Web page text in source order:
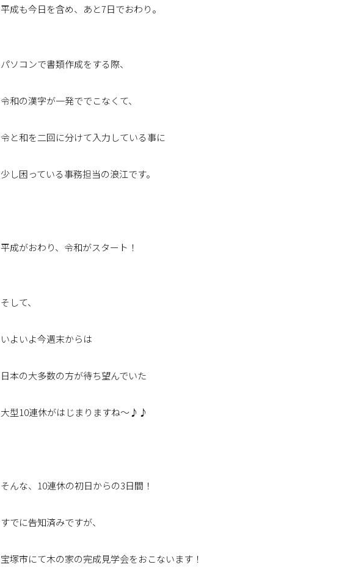
平成も今日を含め、あと7日でおわり。
パソコンで書類作成をする際、
令和の漢字が一発ででこなくて、
令と和を二回に分けて入力している事に
少し困っている事務担当の浪江です。
平成がおわり、令和がスタート！
そして、
いよいよ今週末からは
日本の大多数の方が待ち望んでいた
大型10連休がはじまりますね～♪♪
そんな、10連休の初日からの3日間！
すでに告知済みですが、
宝塚市にて木の家の完成見学会をおこないます！